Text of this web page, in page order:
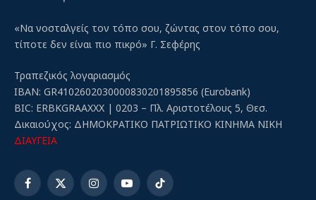
«Να νοσταλγείς τον τόπο σου, ζώντας στον τόπο σου,
τίποτε δεν είναι πιο πικρό» Γ. Σεφέρης
Τραπεζικός λογαριασμός
IBAN: GR4102602030000830201895856 (Eurobank)
BIC: ERBKGRAAXXX | 0203 – Πλ. Αριστοτέλους 5, Θεσ.
Δικαιούχος: ΔΗΜΟΚΡΑΤΙΚΟ ΠΑΤΡΙΩΤΙΚΟ ΚΙΝΗΜΑ ΝΙΚΗ
ΔΙΑΥΓΕΙΑ
Facebook
X
InstagramYouTubeTikTok